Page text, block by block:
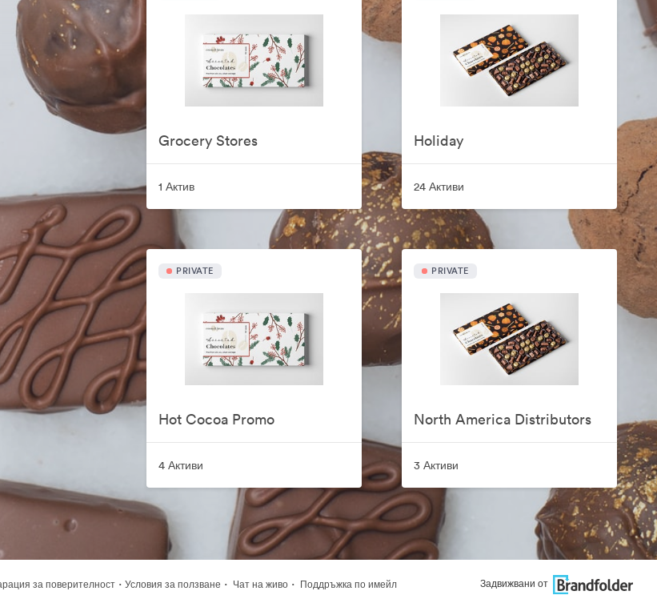
Grocery Stores
1 Актив
Holiday
24 Активи
PRIVATE
Hot Cocoa Promo
4 Активи
PRIVATE
North America Distributors
3 Активи
за поверителност · Условия за ползване · Чат на живо · Поддръжка по имейл Задвижвани от